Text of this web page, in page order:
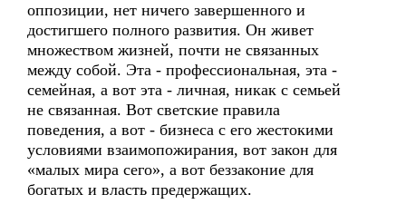
оппозиции, нет ничего завершенного и
достигшего полного развития. Он живет
множеством жизней, почти не связанных
между собой. Эта - профессиональная, эта -
семейная, а вот эта - личная, никак с семьей
не связанная. Вот светские правила
поведения, а вот - бизнеса с его жестокими
условиями взаимопожирания, вот закон для
«малых мира сего», а вот беззаконие для
богатых и власть предержащих.